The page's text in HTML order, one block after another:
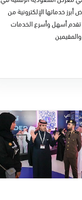
وتستعرض أبرز خدماتها الإلكترونية من
تقدم أسهل وأسرع الخدمات